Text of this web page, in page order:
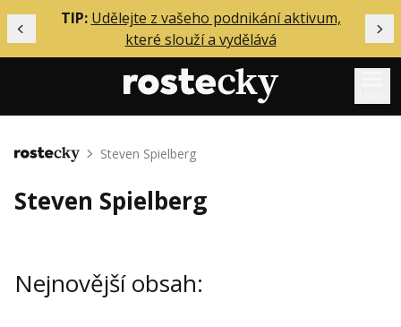
Předchozí
TIP: Udělejte z vašeho podnikání aktivum,
které slouží a vydělává
Mentoring
Solo
Inzerce
Domů Steven Spielberg
Steven Spielberg
Nejnovější obsah: